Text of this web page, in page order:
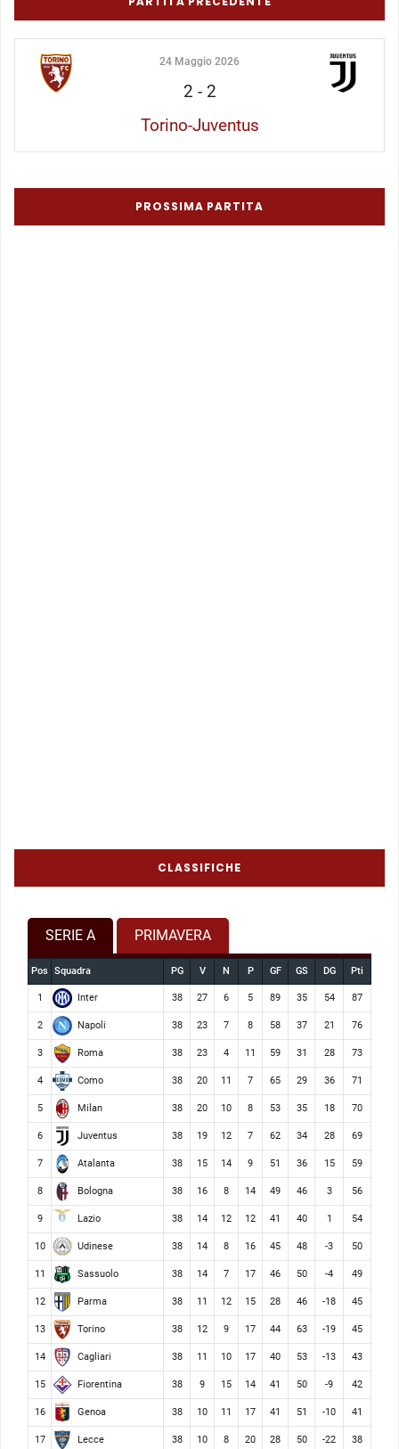
24 Maggio 2026
2 - 2
Torino-Juventus
PROSSIMA PARTITA
CLASSIFICHE
SERIE A PRIMAVERA
Pos Squadra PG V N P GF GS DG Pti
1 Inter 38 27 6 5 89 35 54 87
2 Napoli 38 23 7 8 58 37 21 76
3 Roma 38 23 4 11 59 31 28 73
4 Como 38 20 11 7 65 29 36 71
5 Milan 38 20 10 8 53 35 18 70
6 Juventus 38 19 12 7 62 34 28 69
7 Atalanta 38 15 14 9 51 36 15 59
8 Bologna 38 16 8 14 49 46 3 56
9 Lazio 38 14 12 12 41 40 1 54
10 Udinese 38 14 8 16 45 48 -3 50
11 Sassuolo 38 14 7 17 46 50 -4 49
12 Parma 38 11 12 15 28 46 -18 45
13 Torino 38 12 9 17 44 63 -19 45
14 Cagliari 38 11 10 17 40 53 -13 43
15 Fiorentina 38 9 15 14 41 50 -9 42
16 Genoa 38 10 11 17 41 51 -10 41
17 Lecce 38 10 8 20 28 50 -22 38